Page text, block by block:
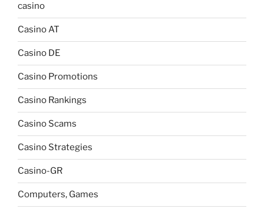
casino
Casino AT
Casino DE
Casino Promotions
Casino Rankings
Casino Scams
Casino Strategies
Casino-GR
Computers, Games